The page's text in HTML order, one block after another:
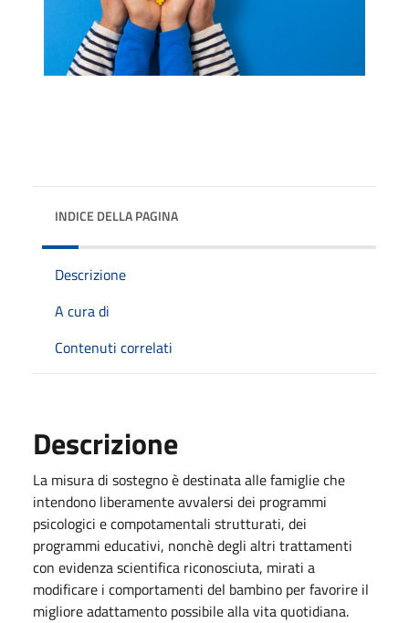
INDICE DELLA PAGINA
Descrizione
A cura di
Contenuti correlati
Descrizione
La misura di sostegno è destinata alle famiglie che
intendono liberamente avvalersi dei programmi
psicologici e compotamentali strutturati, dei
programmi educativi, nonchè degli altri trattamenti
con evidenza scientifica riconosciuta, mirati a
modificare i comportamenti del bambino per favorire il
migliore adattamento possibile alla vita quotidiana.